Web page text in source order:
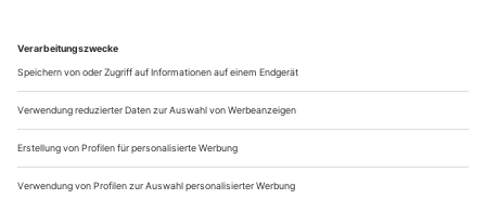
Bezugszeitraumes automatisch in Kraft.
Aus steuerlichen Gründen abweichende Preise für Käufe
außerhalb Deutschlands (Endpreis vor Auslösen der Bestellung
ersichtlich)